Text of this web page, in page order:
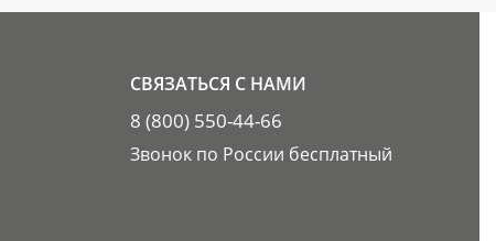
СВЯЗАТЬСЯ С НАМИ
8 (800) 550-44-66
Звонок по России бесплатный